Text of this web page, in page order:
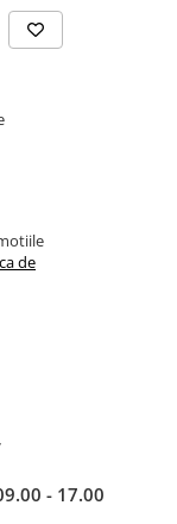
de
- 17.00